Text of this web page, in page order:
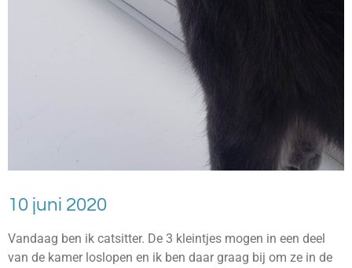
10 juni 2020
Vandaag ben ik catsitter. De 3 kleintjes mogen in een deel
van de kamer loslopen en ik ben daar graag bij om ze in de